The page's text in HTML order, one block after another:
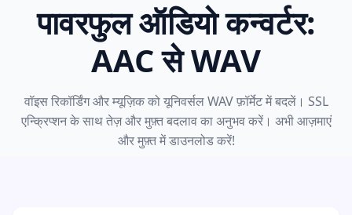
पावरफुल ऑडियो कन्वर्टर:
AAC से WAV
वॉइस रिकॉर्डिंग और म्यूज़िक को यूनिवर्सल WAV फ़ॉर्मेट में बदलें। SSL
एन्क्रिप्शन के साथ तेज़ और मुफ़्त बदलाव का अनुभव करें। अभी आज़माएं
और मुफ़्त में डाउनलोड करें!